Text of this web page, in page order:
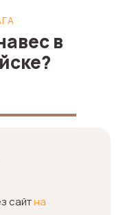
в
сайтна